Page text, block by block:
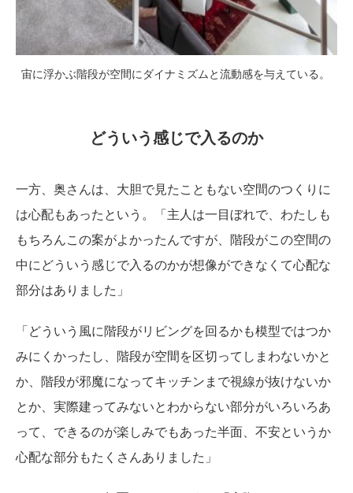
宙に浮かぶ階段が空間にダイナミズムと流動感を与えている。
どういう感じで入るのか
一方、奥さんは、大胆で見たこともない空間のつくりに
は心配もあったという。「主人は一目ぼれで、わたしも
もちろんこの案がよかったんですが、階段がこの空間の
中にどういう感じで入るのかが想像ができなくて心配な
部分はありました」
「どういう風に階段がリビングを回るかも模型ではつか
みにくかったし、階段が空間を区切ってしまわないかと
か、階段が邪魔になってキッチンまで視線が抜けないか
とか、実際建ってみないとわからない部分がいろいろあ
って、できるのが楽しみでもあった半面、不安というか
心配な部分もたくさんありました」